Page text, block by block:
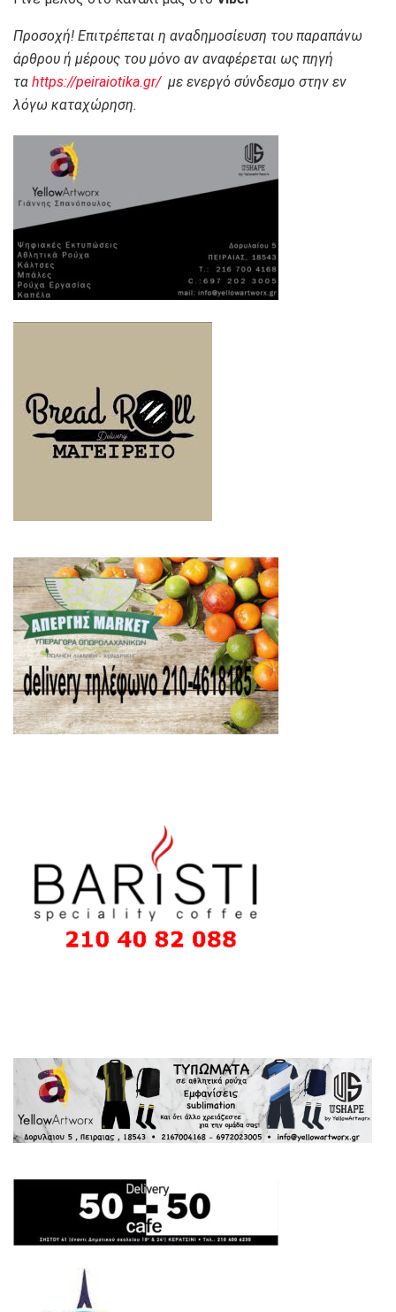
Προσοχή! Επιτρέπεται η αναδημοσίευση του παραπάνω
άρθρου ή μέρους του μόνο αν αναφέρεται ως πηγή
τα https://peiraiotika.gr/με ενεργό σύνδεσμο στην εν
λόγω καταχώρηση.